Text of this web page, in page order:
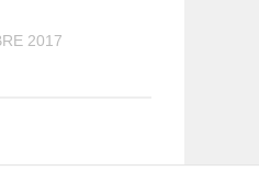
2017